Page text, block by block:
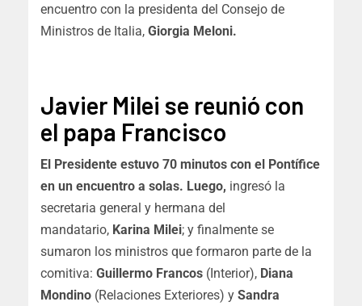
encuentro con la presidenta del Consejo de
Ministros de Italia, Giorgia Meloni.
Javier Milei se reunió con
el papa Francisco
El Presidente estuvo 70 minutos con el Pontífice
en un encuentro a solas. Luego, ingresó la
secretaria general y hermana del
mandatario, Karina Milei; y finalmente se
sumaron los ministros que formaron parte de la
comitiva: Guillermo Francos (Interior), Diana
Mondino (Relaciones Exteriores) y Sandra